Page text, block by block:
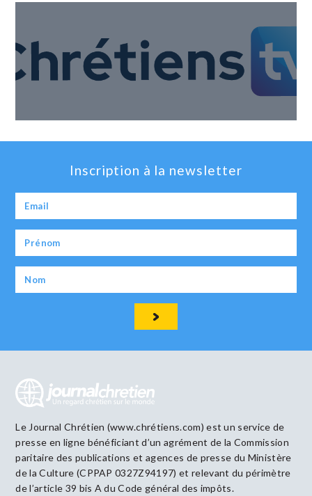
Inscription à la newsletter
Le Journal Chrétien (www.chrétiens.com) est un service de
presse en ligne bénéficiant d’un agrément de la Commission
paritaire des publications et agences de presse du Ministère
de la Culture (CPPAP 0327Z94197) et relevant du périmètre
de l’article 39 bis A du Code général des impôts.